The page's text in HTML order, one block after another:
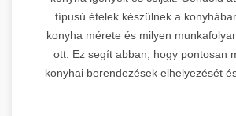
típusú ételek készülnek a
konyha mérete és milyen
ott. Ez segít abban, hogy pontosan
konyhai berendezések elhelyezését